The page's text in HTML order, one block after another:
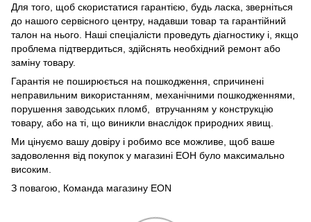
Для того, щоб скористатися гарантією, будь ласка, зверніться
до нашого сервісного центру, надавши товар та гарантійний
талон на нього. Наші спеціалісти проведуть діагностику і, якщо
проблема підтвердиться, здійснять необхідний ремонт або
заміну товару.
Гарантія не поширюється на пошкодження, спричинені
неправильним використанням, механічними пошкодженнями,
порушення заводських пломб, втручанням у конструкцію
товару, або на ті, що виникли внаслідок природних явищ.
Ми цінуємо вашу довіру і робимо все можливе, щоб ваше
задоволення від покупок у магазині ЕОН було максимально
високим.
З повагою, Команда магазину EON